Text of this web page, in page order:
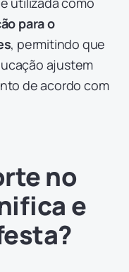
para o
, permitindo que
ajustem
de acordo com
no
e